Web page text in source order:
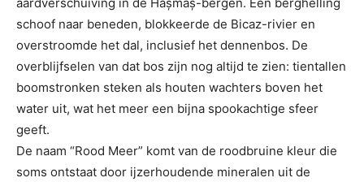
schoof naar beneden, blokkeerde de Bicaz-rivier en
overstroomde het dal, inclusief het dennenbos. De
overblijfselen van dat bos zijn nog altijd te zien: tientallen
boomstronken steken als houten wachters boven het
water uit, wat het meer een bijna spookachtige sfeer
geeft.
De naam “Rood Meer” komt van de roodbruine kleur die
soms ontstaat door ijzerhoudende mineralen uit de